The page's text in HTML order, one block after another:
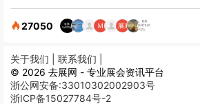
27050
关于我们 | 联系我们 |
© 2026 去展网 - 专业展会资讯平台
浙公网安备:33010302002903号
浙ICP备15027784号-2